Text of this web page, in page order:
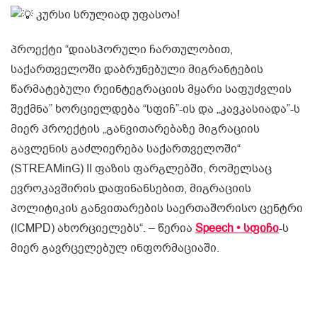
კურსი სრულიად უფასოა!
პროექტი “დიასპორული ჩართულობით,
საქართველოში დაბრუნებული მიგრანტების
წარმატებული რეინტეგრაციის მყარი საფუძვლის
შექმნა” ხორციელდება “სფიჩ”-ის და „კავკასიადა”-ს
მიერ პროექტის „განვითარებაზე მიგრაციის
გავლენის გაძლიერება საქართველოში“
(STREAMinG) II ფაზის ფარგლებში, რომელსაც
ევროკავშირის დაფინანსებით, მიგრაციის
პოლიტიკის განვითარების საერთაშორისო ცენტრი
(ICMPD) ახორციელებს“. – წერია Speech • სფიჩი-ს
მიერ გავრცელებულ ინფორმაციაში.